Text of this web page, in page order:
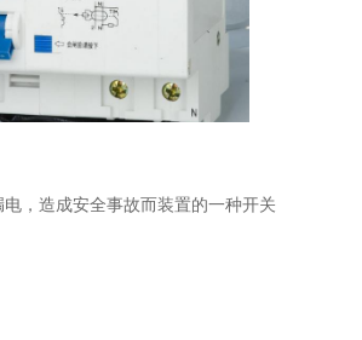
，造成安全事故而装置的一种开关